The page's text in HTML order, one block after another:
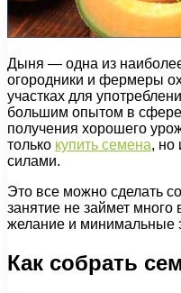
Дыня — одна из
огородники и фермеры
участках для
большим опытом в сфере
получения хорошего
только купить семена, но
силами.
Это все можно сделать
занятие не займет
желание и минимальные
Как собрать